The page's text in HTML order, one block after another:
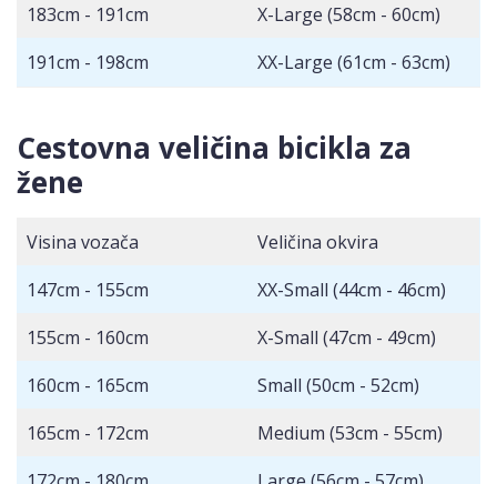
183cm - 191cm
X-Large (58cm - 60cm)
191cm - 198cm
XX-Large (61cm - 63cm)
Cestovna veličina bicikla za
žene
Visina vozača
Veličina okvira
147cm - 155cm
XX-Small (44cm - 46cm)
155cm - 160cm
X-Small (47cm - 49cm)
160cm - 165cm
Small (50cm - 52cm)
165cm - 172cm
Medium (53cm - 55cm)